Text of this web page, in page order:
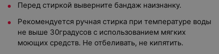
Перед стиркой выверните бандаж наизнанку.
Рекомендуется ручная стирка при температуре воды
не выше 30градусов с использованием мягких
моющих средств. Не отбеливать, не кипятить.